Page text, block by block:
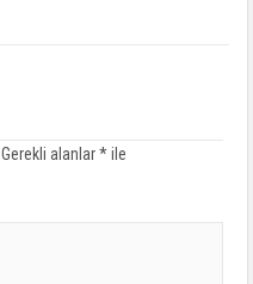
Gerekli alanlar*ile